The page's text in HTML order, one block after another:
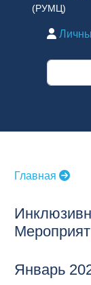
(РУМЦ)
Главная
Январь